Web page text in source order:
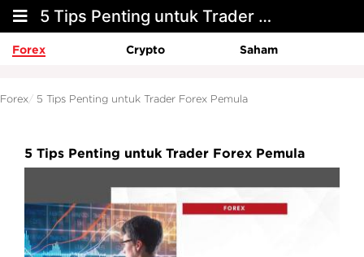
5 Tips Penting untuk Trader Forex Pemula
Forex Crypto Saham
Forex 5 Tips Penting untuk Trader Forex Pemula
5 Tips Penting untuk Trader Forex Pemula